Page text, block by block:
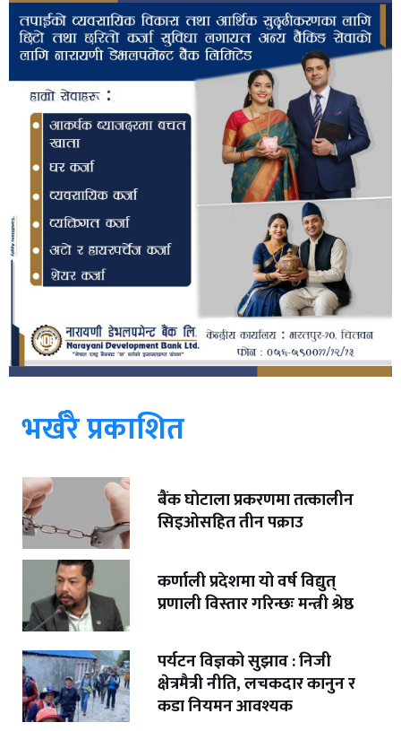
भर्खरै प्रकाशित
बैंक घोटाला प्रकरणमा तत्कालीन
सिइओसहित तीन पक्राउ
कर्णाली प्रदेशमा यो वर्ष विद्युत्
प्रणाली विस्तार गरिन्छः मन्त्री श्रेष्ठ
पर्यटन विज्ञको सुझाव : निजी
क्षेत्रमैत्री नीति, लचकदार कानुन र
कडा नियमन आवश्यक